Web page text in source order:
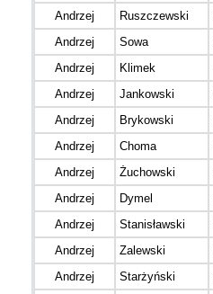
Andrzej
Ruszczewski
Andrzej
Sowa
Andrzej
Klimek
Andrzej
Jankowski
Andrzej
Brykowski
Andrzej
Choma
Andrzej
Żuchowski
Andrzej
Dymel
Andrzej
Stanisławski
Andrzej
Zalewski
Andrzej
Starżyński